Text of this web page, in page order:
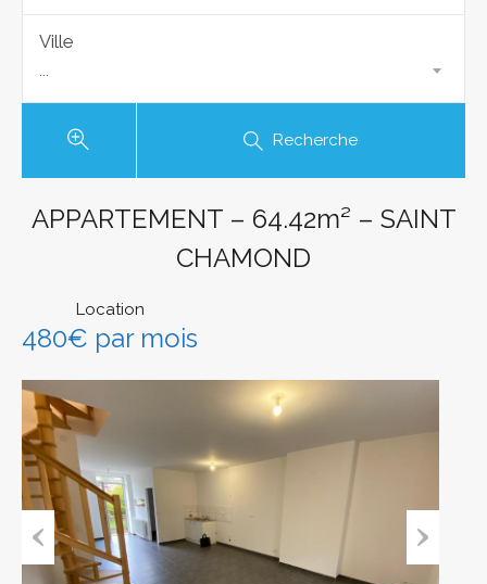
Ville
...
Recherche
APPARTEMENT – 64.42m² – SAINT
CHAMOND
Location
480€ par mois
Previous